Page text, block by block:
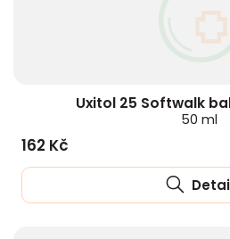
Uxitol 25 Softwalk
50 ml
162 Kč